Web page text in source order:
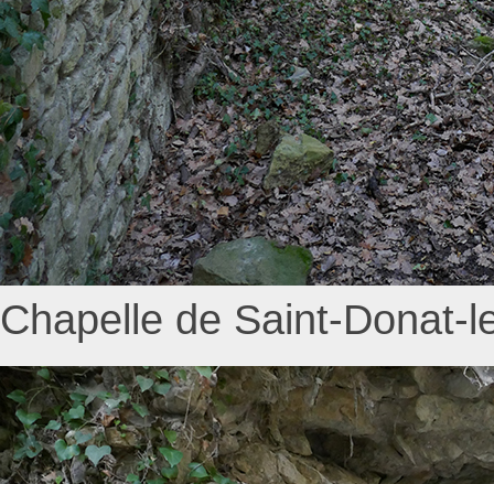
Chapelle de Saint-Donat-